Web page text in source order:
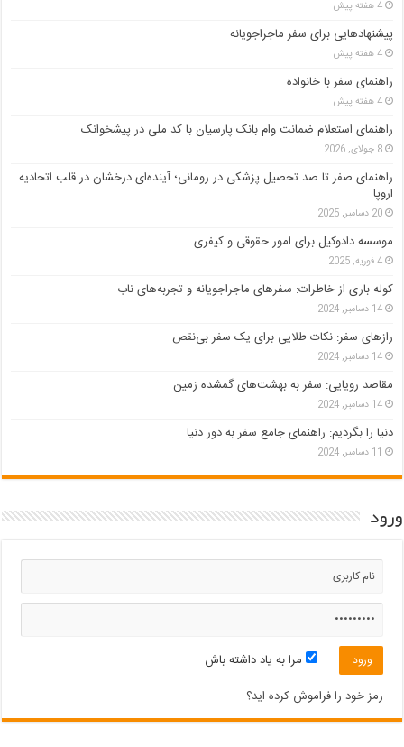
4 هفته پیش
پیشنهادهایی برای سفر ماجراجویانه
4 هفته پیش
راهنمای سفر با خانواده
4 هفته پیش
راهنمای استعلام ضمانت وام بانک پارسیان با کد ملی در پیشخوانک
8 جولای, 2026
راهنمای صفر تا صد تحصیل پزشکی در رومانی؛ آینده‌ای درخشان در قلب اتحادیه
اروپا
20 دسامبر, 2025
موسسه دادوکیل برای امور حقوقی و کیفری
4 فوریه, 2025
کوله باری از خاطرات: سفرهای ماجراجویانه و تجربه‌های ناب
14 دسامبر, 2024
رازهای سفر: نکات طلایی برای یک سفر بی‌نقص
14 دسامبر, 2024
مقاصد رویایی: سفر به بهشت‌های گمشده زمین
14 دسامبر, 2024
دنیا را بگردیم: راهنمای جامع سفر به دور دنیا
11 دسامبر, 2024
ورود
مرا به یاد داشته باش
رمز خود را فراموش کرده اید؟